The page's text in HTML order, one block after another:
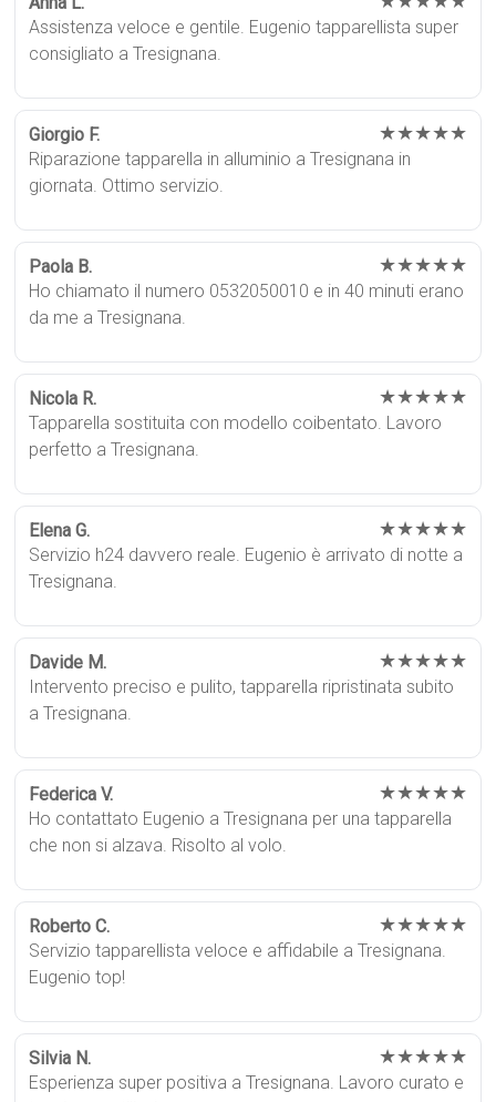
Assistenza veloce e gentile. Eugenio tapparellista super
consigliato a Tresignana.
Giorgio F. ★★★★★
Riparazione tapparella in alluminio a Tresignana in
giornata. Ottimo servizio.
Paola B. ★★★★★
Ho chiamato il numero 0532050010 e in 40 minuti erano
da me a Tresignana.
Nicola R. ★★★★★
Tapparella sostituita con modello coibentato. Lavoro
perfetto a Tresignana.
Elena G. ★★★★★
Servizio h24 davvero reale. Eugenio è arrivato di notte a
Tresignana.
Davide M. ★★★★★
Intervento preciso e pulito, tapparella ripristinata subito
a Tresignana.
Federica V. ★★★★★
Ho contattato Eugenio a Tresignana per una tapparella
che non si alzava. Risolto al volo.
Roberto C. ★★★★★
Servizio tapparellista veloce e affidabile a Tresignana.
Eugenio top!
Silvia N. ★★★★★
Esperienza super positiva a Tresignana. Lavoro curato e